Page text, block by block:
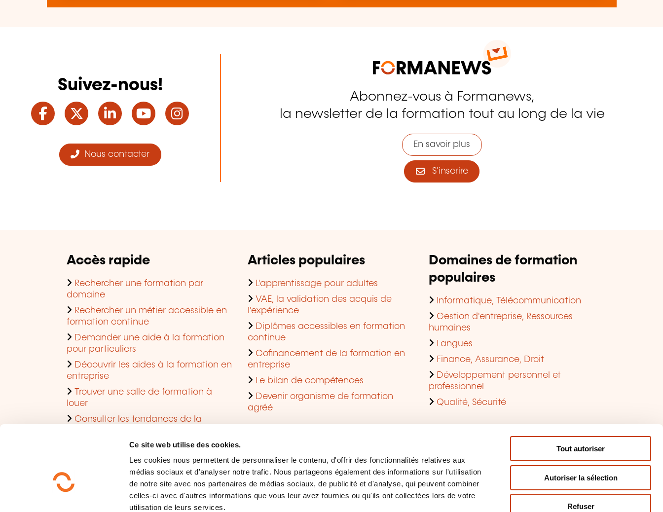
Ce site web utilise des cookies.
Les cookies nous permettent de personnaliser le contenu, d'offrir des fonctionnalités relatives aux
médias sociaux et d'analyser notre trafic. Nous partageons également des informations sur l'utilisation
de notre site avec nos partenaires de médias sociaux, de publicité et d'analyse, qui peuvent combiner
celles-ci avec d'autres informations que vous leur avez fournies ou qu'ils ont collectées lors de votre
utilisation de leurs services.
Tout autoriser
Autoriser la sélection
Refuser
Suivez-nous!
Facebook
TwitterLinkedInYouTube
Nous contacter
Abonnez-vous à Formanews,
la newsletter de la formation tout au long de la vie
En savoir plus
S'inscrire
Accès rapide
Rechercher une formation par
domaine
Rechercher un métier accessible en
formation continue
Demander une aide à la formation
pour particuliers
Découvrir les aides à la formation en
entreprise
Trouver une salle de formation à
louer
Consulter les tendances de la
Articles populaires
L'apprentissage pour adultes
VAE, la validation des acquis de
l'expérience
Diplômes accessibles en formation
continue
Cofinancement de la formation en
entreprise
Le bilan de compétences
Devenir organisme de formation
agréé
Domaines de formation
populaires
Informatique, Télécommunication
Gestion d'entreprise, Ressources
humaines
Langues
Finance, Assurance, Droit
Développement personnel et
professionnel
Qualité, Sécurité